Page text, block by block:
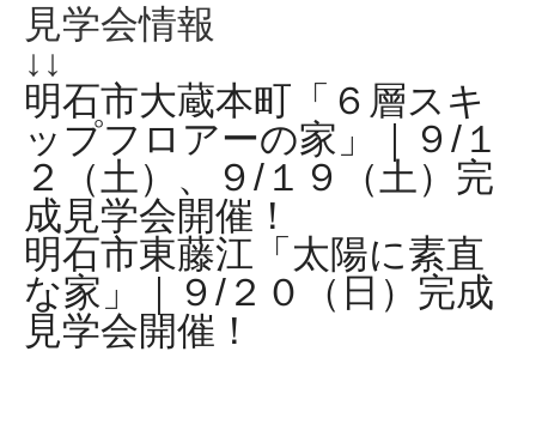
見学会情報
↓↓
明石市大蔵本町「６層スキ
ップフロアーの家」｜９/１
２（土）、９/１９（土）完
成見学会開催！
明石市東藤江「太陽に素直
な家」｜９/２０（日）完成
見学会開催！